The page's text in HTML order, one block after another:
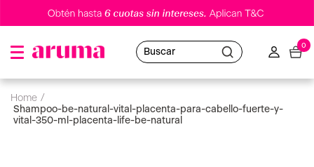
Buscar
0
shampoo-be-natural-vital-placenta-para-cabello-fuerte-y-
vital-350-ml-placenta-life-be-natural